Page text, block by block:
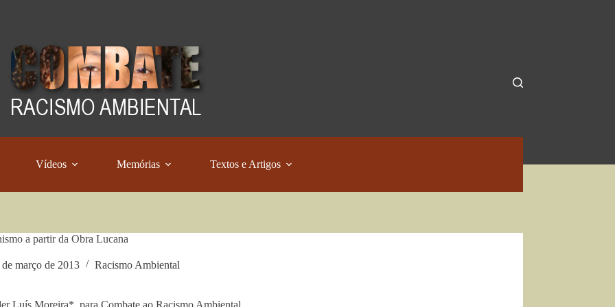
Vídeos Memórias Textos e Artigos
a partir da Obra Lucana
de março de 2013 Racismo Ambiental
Luís Moreira*, para Combate ao Racismo Ambiental